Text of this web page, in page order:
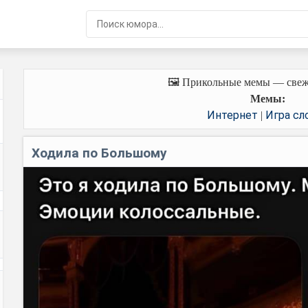
🖼️ Прикольные мемы —
Мемы:
Интернет | Игра
Ходила по Большому